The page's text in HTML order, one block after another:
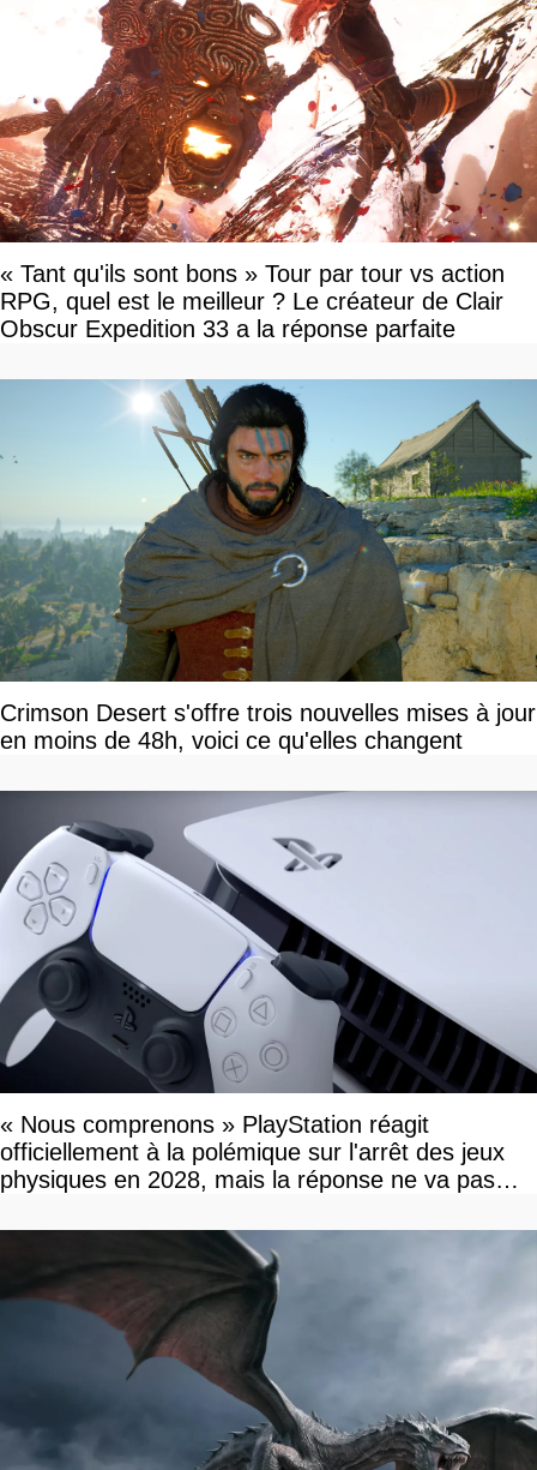
« Tant qu'ils sont bons » Tour par tour vs action
RPG, quel est le meilleur ? Le créateur de Clair
Obscur Expedition 33 a la réponse parfaite
Crimson Desert s'offre trois nouvelles mises à jour
en moins de 48h, voici ce qu'elles changent
« Nous comprenons » PlayStation réagit
officiellement à la polémique sur l'arrêt des jeux
physiques en 2028, mais la réponse ne va pas